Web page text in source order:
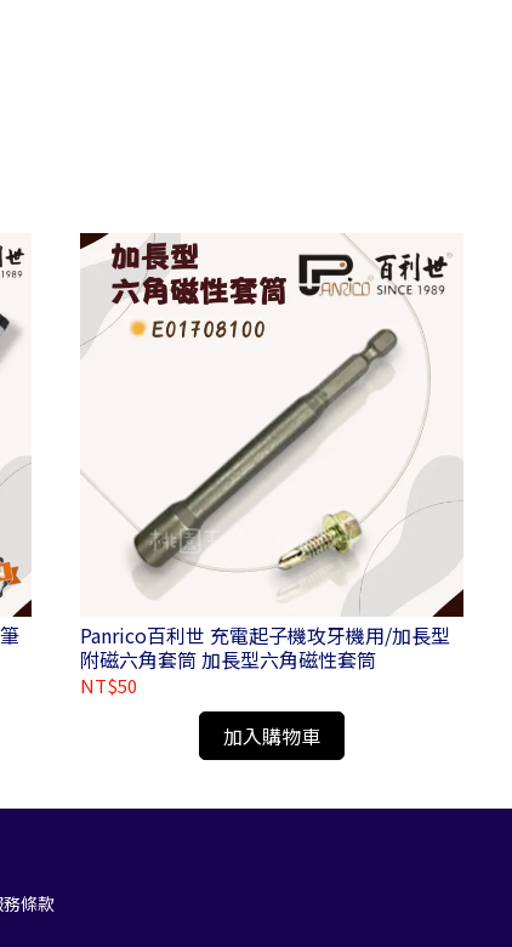
Panrico百利世 充電起子機攻牙機用/加長型
附磁六角套筒 加長型六角磁性套筒
NT$50
加入購物車
條款